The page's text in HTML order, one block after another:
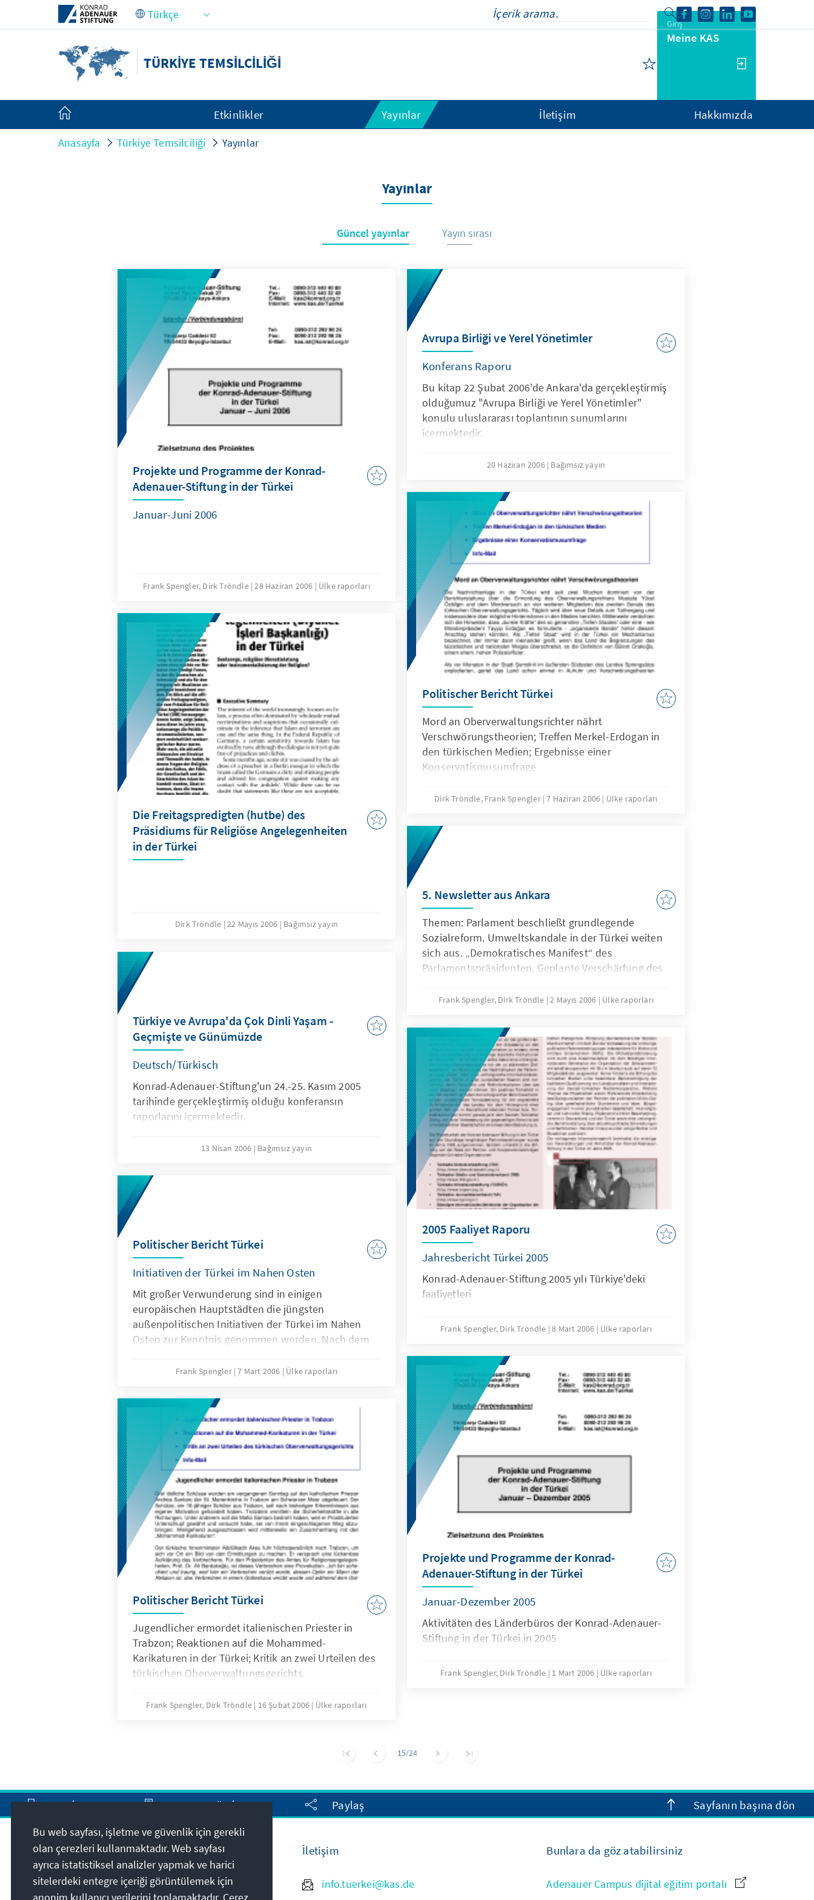
Skip to Main Content
TÜRKIYE TEMSILCILIĞI
Giriş
Meine KAS
Etkinlikler Yayınlar İletişim Hakkımızda
Anasayfa Türkiye Temsilciliği Yayınlar
Yayınlar
Güncel yayınlar Yayın sırası
Projekte und Programme der Konrad-
Adenauer-Stiftung in der Türkei
Januar-Juni 2006
Frank Spengler, Dirk Tröndle 28 Haziran 2006 Ülke raporları
Avrupa Birliği ve Yerel Yönetimler
Konferans Raporu
Bu kitap 22 Şubat 2006'de Ankara'da gerçekleştirmiş
olduğumuz "Avrupa Birliği ve Yerel Yönetimler"
konulu uluslararası toplantının sunumlarını
içermektedir.
20 Haziran 2006 Bağımsız yayın
Politischer Bericht Türkei
Mord an Oberverwaltungsrichter nährt
Verschwörungstheorien; Treffen Merkel-Erdogan in
den türkischen Medien; Ergebnisse einer
Konservatismusumfrage
Dirk Tröndle, Frank Spengler 7 Haziran 2006 Ülke raporları
Die Freitagspredigten (hutbe) des
Präsidiums für Religiöse Angelegenheiten
in der Türkei
Dirk Tröndle 22 Mayıs 2006 Bağımsız yayın
5. Newsletter aus Ankara
Themen: Parlament beschließt grundlegende
Sozialreform. Umweltskandale in der Türkei weiten
sich aus. „Demokratisches Manifest“ des
Parlamentspräsidenten. Geplante Verschärfung des
Frank Spengler, Dirk Tröndle 2 Mayıs 2006 Ülke raporları
Türkiye ve Avrupa'da Çok Dinli Yaşam -
Geçmişte ve Günümüzde
Deutsch/Türkisch
Konrad-Adenauer-Stiftung'un 24.-25. Kasım 2005
tarihinde gerçekleştirmiş olduğu konferansın
raporlarını içermektedir.
13 Nisan 2006 Bağımsız yayın
2005 Faaliyet Raporu
Jahresbericht Türkei 2005
Konrad-Adenauer-Stiftung 2005 yılı Türkiye'deki
faaliyetleri
Frank Spengler, Dirk Tröndle 8 Mart 2006 Ülke raporları
Politischer Bericht Türkei
Initiativen der Türkei im Nahen Osten
Mit großer Verwunderung sind in einigen
europäischen Hauptstädten die jüngsten
außenpolitischen Initiativen der Türkei im Nahen
Osten zur Kenntnis genommen worden. Nach dem
Blick frei auf eine neue Herausforderung der
Ostens: Die Eindämmung des wachsenden
iranischen Einflusses.
Frank Spengler 7 Mart 2006 Ülke raporları
Projekte und Programme der Konrad-
Adenauer-Stiftung in der Türkei
Januar-Dezember 2005
Aktivitäten des Länderbüros der Konrad-Adenauer-
Stiftung in der Türkei in 2005
Frank Spengler, Dirk Tröndle 1 Mart 2006 Ülke raporları
Politischer Bericht Türkei
Jugendlicher ermordet italienischen Priester in
Trabzon; Reaktionen auf die Mohammed-
Karikaturen in der Türkei; Kritik an zwei Urteilen des
türkischen Oberverwaltungsgerichts
Frank Spengler, Dirk Tröndle 16 Şubat 2006 Ülke raporları
15/24
Yazdır E-Posta gönder Paylaş Sayfanın başına dön
Adres
Konrad-Adenauer-Stiftung
İletişim
info.tuerkei@kas.de
Bunlara da göz atabilirsiniz
Adenauer Campus dijital eğitim portalı
Bu web sayfası, işletme ve güvenlik için gerekli
olan çerezleri kullanmaktadır. Web sayfası
ayrıca istatistiksel analizler yapmak ve harici
sitelerdeki entegre içeriği görüntülemek için
anonim kullanıcı verilerini toplamaktadır. Çerez